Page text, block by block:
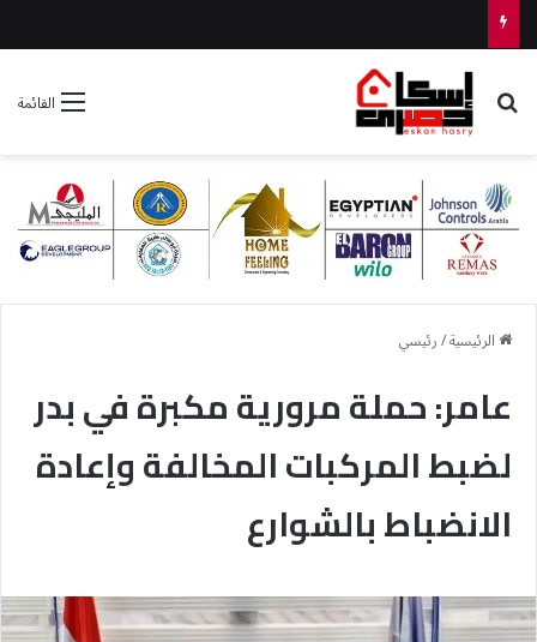
القائمة بحث عن
الرئيسية/رئيسي
عامر: حملة مرورية مكبرة في بدر
لضبط المركبات المخالفة وإعادة
الانضباط بالشوارع